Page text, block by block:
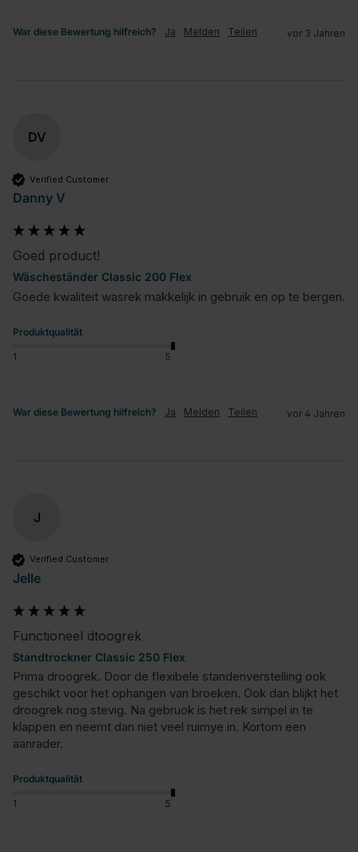
War diese Bewertung hilfreich? Ja Melden Teilen vor 3 Jahren
DV
Verified Customer
Danny V
Goed product!
Wäscheständer Classic 200 Flex
Goede kwaliteit wasrek makkelijk in gebruik en op te bergen.
Produktqualität
1 5
War diese Bewertung hilfreich? Ja Melden Teilen vor 4 Jahren
J
Verified Customer
Jelle
Functioneel dtoogrek
Standtrockner Classic 250 Flex
Prima droogrek. Door de flexibele standenverstelling ook
geschikt voor het ophangen van broeken. Ook dan blijkt het
droogrek nog stevig. Na gebruok is het rek simpel in te
klappen en neemt dan niet veel ruimye in. Kortom een
aanrader.
Produktqualität
1 5